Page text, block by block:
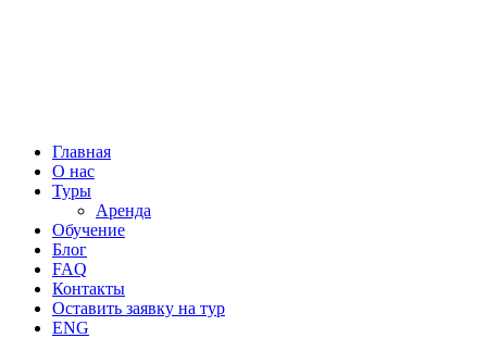
Главная
О нас
Туры
Аренда
Обучение
Блог
FAQ
Контакты
Оставить заявку на тур
ENG